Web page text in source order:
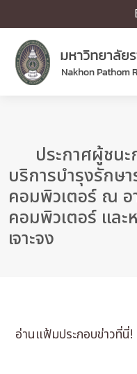
ประกาศผู้ชนะ
บริการบำรุงรักษ
คอมพิวเตอร์ ณ
คอมพิวเตอร์ และ
เจาะจง
อ่านแฟ้มประกอบข่าวที่นี่!